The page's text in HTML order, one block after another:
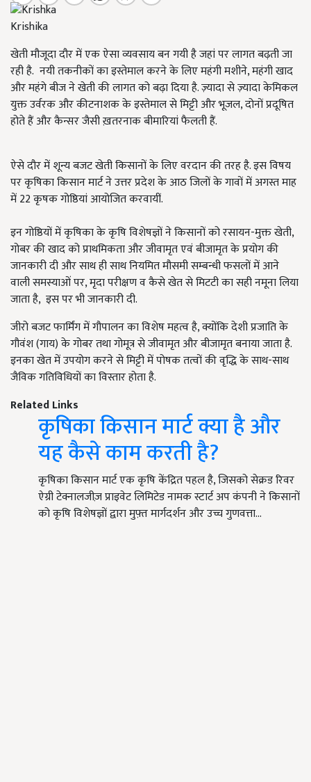
Krishika
खेती मौजूदा दौर में एक ऐसा व्यवसाय बन गयी है जहां पर लागत बढ़ती जा
रही है. नयी तकनीकों का इस्तेमाल करने के लिए महंगी मशीने, महंगी खाद
और महंगे बीज ने खेती की लागत को बढ़ा दिया है. ज़्यादा से ज़्यादा केमिकल
युक्त उर्वरक और कीटनाशक के इस्तेमाल से मिट्टी और भूजल, दोनों प्रदूषित
होते हैं और कैन्सर जैसी ख़तरनाक बीमारियां फैलती हैं.
ऐसे दौर में शून्य बजट खेती किसानों के लिए वरदान की तरह है. इस विषय
पर कृषिका किसान मार्ट ने उत्तर प्रदेश के आठ जिलों के गावों में अगस्त माह
में 22 कृषक गोष्ठियां आयोजित करवायीं.
इन गोष्ठियों में कृषिका के कृषि विशेषज्ञों ने किसानों को रसायन-मुक्त खेती,
गोबर की खाद को प्राथमिकता और जीवामृत एवं बीजामृत के प्रयोग की
जानकारी दी और साथ ही साथ नियमित मौसमी सम्बन्धी फसलों में आने
वाली समस्याओं पर, मृदा परीक्षण व कैसे खेत से मिटटी का सही नमूना लिया
जाता है, इस पर भी जानकारी दी.
जीरो बजट फार्मिंग में गौपालन का विशेष महत्व है, क्योंकि देशी प्रजाति के
गौवंश (गाय) के गोबर तथा गोमूत्र से जीवामृत और बीजामृत बनाया जाता है.
इनका खेत में उपयोग करने से मिट्टी में पोषक तत्वों की वृद्धि के साथ-साथ
जैविक गतिविधियों का विस्तार होता है.
Related Links
कृषिका किसान मार्ट क्या है और
यह कैसे काम करती है?
कृषिका किसान मार्ट एक कृषि केंद्रित पहल है, जिसको सेक्रड रिवर
ऐग्री टेक्नालजीज़ प्राइवेट लिमिटेड नामक स्टार्ट अप कंपनी ने किसानों
को कृषि विशेषज्ञों द्वारा मुफ़्त मार्गदर्शन और उच्च गुणवत्ता…